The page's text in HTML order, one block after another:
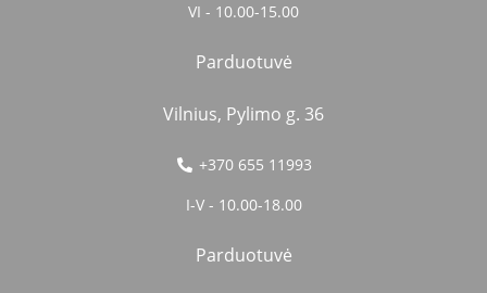
VI - 10.00-15.00
Parduotuvė
Vilnius, Pylimo g. 36
+370 655 11993
I-V - 10.00-18.00
Parduotuvė